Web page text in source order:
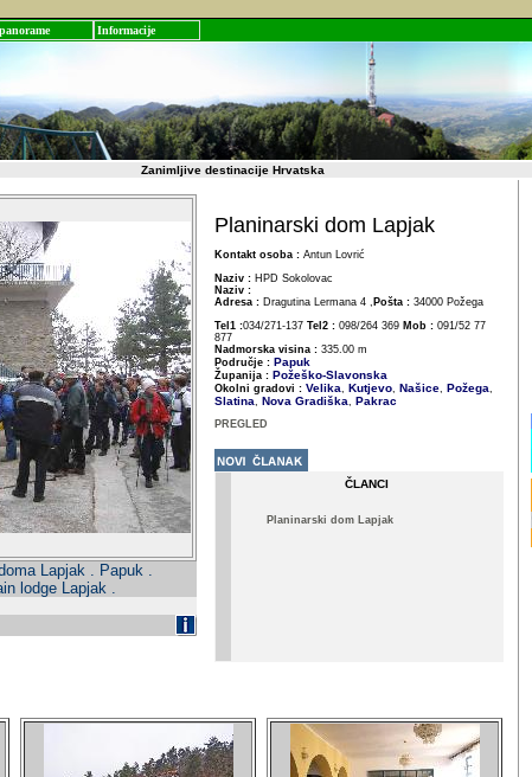
Informacije
Zanimljive destinacije Hrvatska
Lapjak . Papuk .
lodge Lapjak .
Planinarski dom Lapjak
Kontakt osoba : Antun Lovrić
Naziv : HPD Sokolovac
Naziv :
Adresa : Dragutina Lermana 4 , Pošta : 34000 Požega
Tel1 :034/271-137 Tel2 : 098/264 369 Mob : 091/52 77
877
Nadmorska visina : 335.00 m
Područje : Papuk
Županija : Požeško-Slavonska
Okolni gradovi : Velika, Kutjevo, Našice, Požega,
Slatina, Nova Gradiška, Pakrac
PREGLED
ČLANCI
Planinarski dom Lapjak